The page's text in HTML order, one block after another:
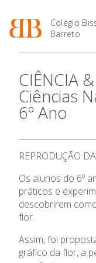
Colégio
Barreto
Projeto Educativo
Organização
Colaboradores
Instalações
Ofertas de emprego
Regulamentos
Jornal “O Coreto”
Enriquecimento
Oferta Curricular
Atividades
Atividades de
Letiva
Academia de Línguas
Profissionais
Matrículas
Horários e Manuais
Termalismo
Curso de Técnico/a
Ofertas de Emprego
2027
Calendários
Portal do Professor
de Educação
SIGE
Secretariado de
CIÊNCIA
Ciências
6º Ano
REPRODUÇÃO
Os alunos do 6º
práticos e
descobrirem
flor.
Assim, foi
gráfico da flor, a